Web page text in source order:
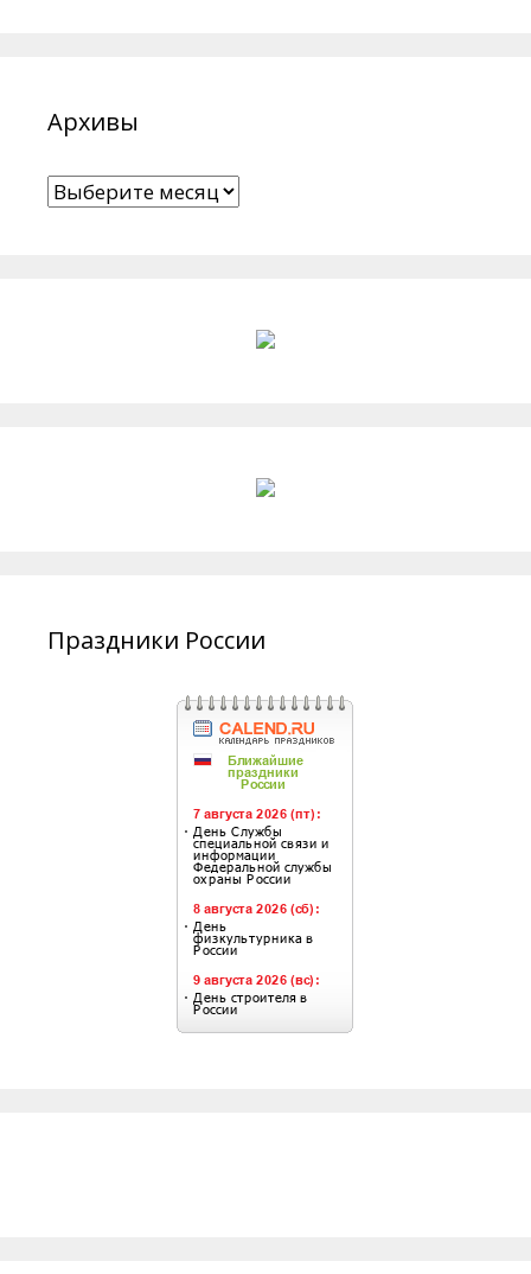
Архивы
Архивы
Праздники России